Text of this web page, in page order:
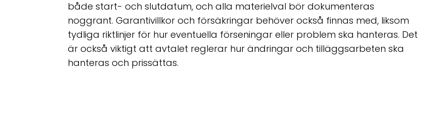
både start- och slutdatum, och alla materielval bör dokumenteras
noggrant. Garantivillkor och försäkringar behöver också finnas med, liksom
tydliga riktlinjer för hur eventuella förseningar eller problem ska hanteras. Det
är också viktigt att avtalet reglerar hur ändringar och tilläggsarbeten ska
hanteras och prissättas.